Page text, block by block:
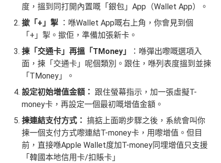
度，搵到同打開內置嘅「銀包」App（Wallet App）。
撳「+」掣 ：喺Wallet App嘅右上角，你會見到個
「+」掣。撳佢，準備加張新卡。
揀「交通卡」再搵「TMoney」
：喺彈出嚟嘅選項入
面，揀「交通卡」呢個類別。跟住，喺列表度搵到並揀
「TMoney」。
設定初始增值金額： 跟住螢幕指示，加一張虛擬T-
money卡，再設定一個最初嘅增值金額。
揀連結支付方式： 搞掂上面啲步驟之後，系統會叫你
揀一個支付方式嚟連結T-money卡，用嚟增值。但目
前，直接喺Apple Wallet度加T-money同埋增值只支援
「韓國本地信用卡/扣賬卡」